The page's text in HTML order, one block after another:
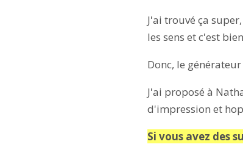
J'ai trouvé ça
les sens et c'est
Donc, le
J'ai proposé à
d'impression et
Si vous avez des